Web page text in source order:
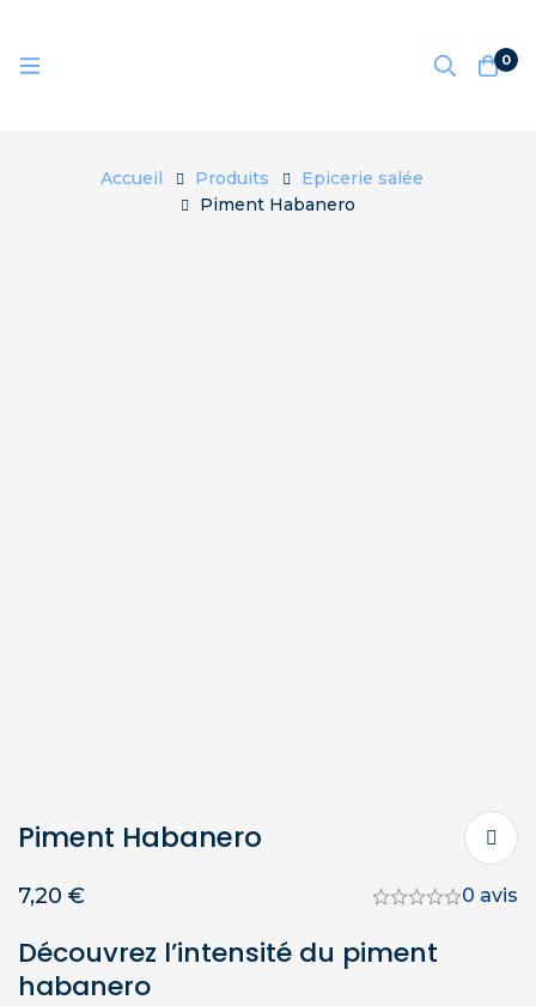
0
Accueil Produits
Epicerie salée
Piment Habanero
Piment Habanero
7,20 € 0 avis
Découvrez l’intensité du piment
habanero